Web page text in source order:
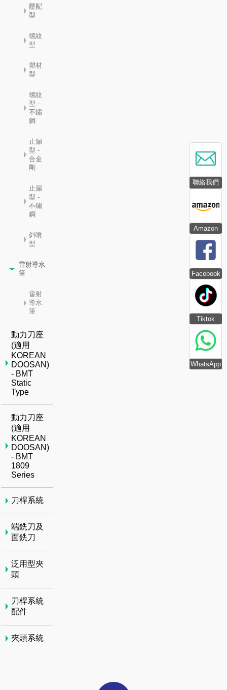
聯絡我們
Amazon
Facebook
Tiktok
WhatsApp
壓配
型
螺紋
型
塑材
型
螺紋
型 -
不鏽
鋼
止漏
型 -
合金
剛
止漏
型 -
不鏽
鋼
斜噴
型
雷射導水
筆
雷射
導水
筆
動力刀座
(適用
KOREAN
DOOSAN)
- BMT
Static
Type
動力刀座
(適用
KOREAN
DOOSAN)
- BMT
1809
Series
刀桿系統
端銑刀及
面銑刀
泛用型夾
頭
刀桿系統
配件
夾頭系統